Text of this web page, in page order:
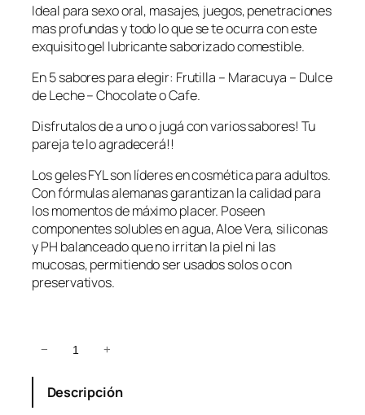
Ideal para sexo oral, masajes, juegos, penetraciones
mas profundas y todo lo que se te ocurra con este
exquisito gel lubricante saborizado comestible.
En 5 sabores para elegir: Frutilla – Maracuya – Dulce
de Leche – Chocolate o Cafe.
Disfrutalos de a uno o jugá con varios sabores! Tu
pareja te lo agradecerá!!
Los geles FYL son líderes en cosmética para adultos.
Con fórmulas alemanas garantizan la calidad para
los momentos de máximo placer. Poseen
componentes solubles en agua, Aloe Vera, siliconas
y PH balanceado que no irritan la piel ni las
mucosas, permitiendo ser usados solos o con
preservativos.
C
− +
Descripción